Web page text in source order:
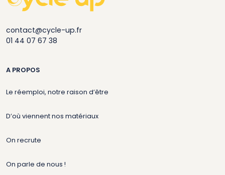
contact@cycle-up.fr
01 44 07 67 38
A PROPOS
Le réemploi, notre raison d’être
D’où viennent nos matériaux
On recrute
On parle de nous !